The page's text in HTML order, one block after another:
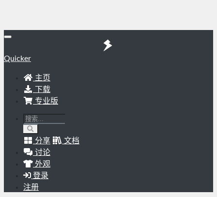
Quicker
主页
下载
专业版
分享
文档
讨论
外观
登录
注册